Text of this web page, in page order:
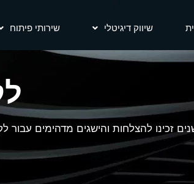
שיווק דיגיטלי שירותי פיתוח
זכינו להצלחות והישגים מדהימים עבור